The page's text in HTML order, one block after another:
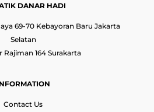
DANAR HADI
69-70 Kebayoran Baru Jakarta
Selatan
Rajiman 164 Surakarta
Contact Us